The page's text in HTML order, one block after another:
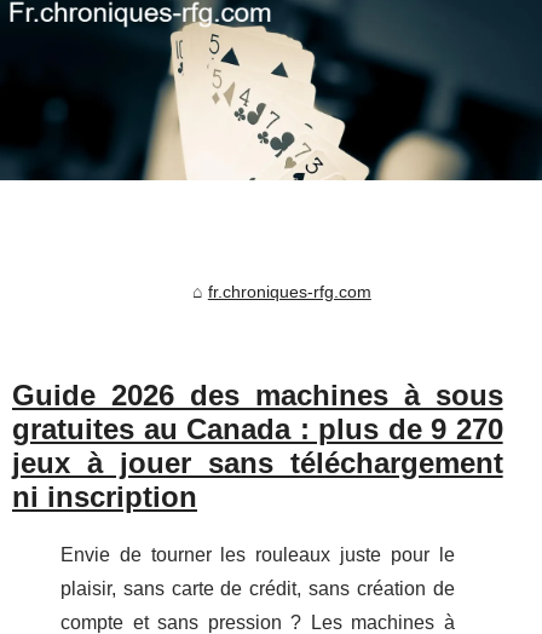
fr.chroniques-rfg.com
Guide 2026 des machines à sous
gratuites au Canada : plus de 9 270
jeux à jouer sans téléchargement
ni inscription
Envie de tourner les rouleaux juste pour le
plaisir, sans carte de crédit, sans création de
compte et sans pression ? Les machines à